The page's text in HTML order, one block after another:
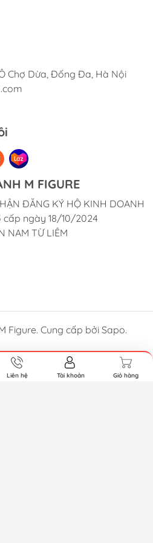
Chợ Dừa, Đống Đa, Hà Nội
M FIGURE
ĐĂNG KÝ HỘ KINH DOANH
cấp ngày 18/10/2024
NAM TỪ LIÊM
Figure. Cung cấp bởi Sapo.
Liên hệ Tài khoản Giỏ hàng